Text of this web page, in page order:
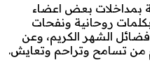
بمداخلات بعض اعضاء
بكلمات روحانية ونفحات
الشهر الكريم، وعن
من تسامح وتراحم وتعايش.